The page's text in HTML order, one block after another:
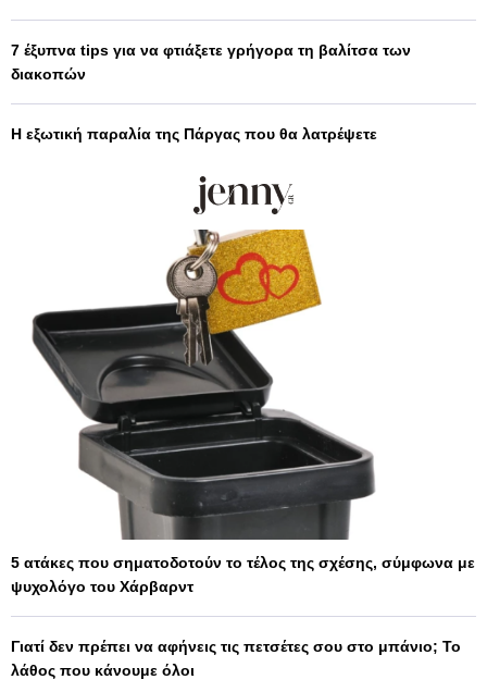
7 έξυπνα tips για να φτιάξετε γρήγορα τη βαλίτσα των
διακοπών
Η εξωτική παραλία της Πάργας που θα λατρέψετε
5 ατάκες που σηματοδοτούν το τέλος της σχέσης, σύμφωνα με
ψυχολόγο του Χάρβαρντ
Γιατί δεν πρέπει να αφήνεις τις πετσέτες σου στο μπάνιο; Το
λάθος που κάνουμε όλοι